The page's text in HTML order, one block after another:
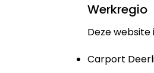
Werkregio
Deze
Carport